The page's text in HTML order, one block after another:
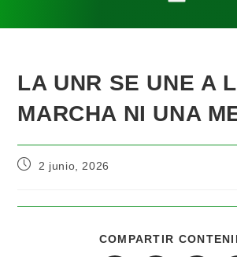
LA UNR SE UNE A
MARCHA NI UNA
2 junio, 2026
COMPARTIR